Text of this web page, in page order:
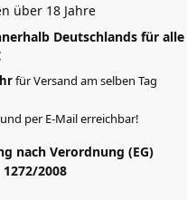
über 18 Jahre
Deutschlands für alle
für Versand am selben Tag
per E-Mail erreichbar!
nach Verordnung (EG)
1272/2008